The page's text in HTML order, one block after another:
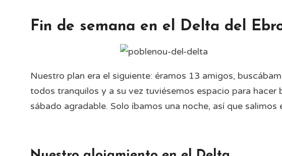
Fin de semana en el Delta del
Nuestro plan era el siguiente: éramos 13 amigos,
todos tranquilos y a su vez tuviésemos espacio para hacer
sábado agradable. Solo íbamos una noche, así que salimos